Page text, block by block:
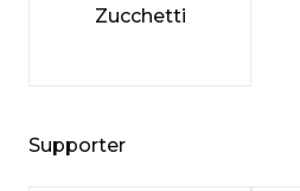
Zucchetti
Supporter